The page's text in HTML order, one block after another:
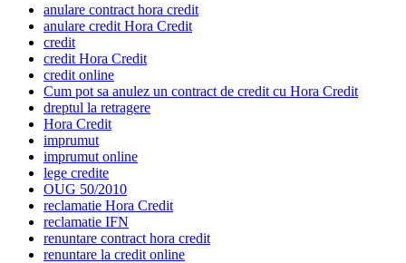
anulare contract hora credit
anulare credit Hora Credit
credit
credit Hora Credit
credit online
Cum pot sa anulez un contract de credit cu Hora Credit
dreptul la retragere
Hora Credit
imprumut
imprumut online
lege credite
OUG 50/2010
reclamatie Hora Credit
reclamatie IFN
renuntare contract hora credit
renuntare la credit online